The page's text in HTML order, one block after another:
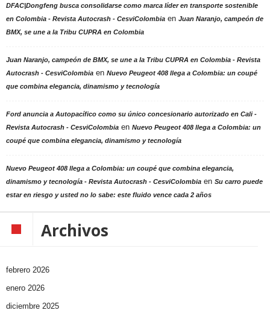
DFAC|Dongfeng busca consolidarse como marca líder en transporte sostenible
en Colombia - Revista Autocrash - CesviColombia en Juan Naranjo, campeón de
BMX, se une a la Tribu CUPRA en Colombia
Juan Naranjo, campeón de BMX, se une a la Tribu CUPRA en Colombia - Revista
Autocrash - CesviColombia en Nuevo Peugeot 408 llega a Colombia: un coupé
que combina elegancia, dinamismo y tecnología
Ford anuncia a Autopacífico como su único concesionario autorizado en Cali -
Revista Autocrash - CesviColombia en Nuevo Peugeot 408 llega a Colombia: un
coupé que combina elegancia, dinamismo y tecnología
Nuevo Peugeot 408 llega a Colombia: un coupé que combina elegancia,
dinamismo y tecnología - Revista Autocrash - CesviColombia en Su carro puede
estar en riesgo y usted no lo sabe: este fluido vence cada 2 años
Archivos
febrero 2026
enero 2026
diciembre 2025